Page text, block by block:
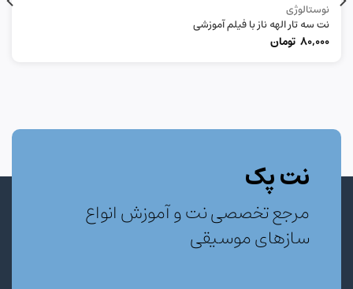
نوستالوژی
نت سه تار الهه ناز با فیلم آموزشی
80,000 تومان
نت پک
مرجع تخصصی نت و آموزش انواع
سازهای موسیقی